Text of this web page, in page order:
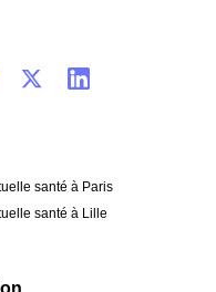
santé à Paris
santé à Lille